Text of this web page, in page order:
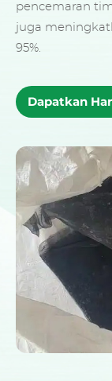
pencemaran
juga
95%.
Dapatkan